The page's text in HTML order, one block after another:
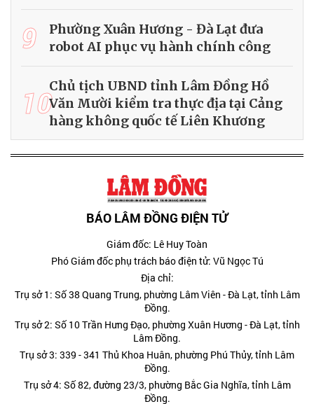
9
Phường Xuân Hương - Đà Lạt đưa
robot AI phục vụ hành chính công
10Chủ tịch UBND tỉnh Lâm Đồng Hồ
Văn Mười kiểm tra thực địa tại Cảng
hàng không quốc tế Liên Khương
BÁO LÂM ĐỒNG ĐIỆN TỬ
Giám đốc: Lê Huy Toàn
Phó Giám đốc phụ trách báo điện tử: Vũ Ngọc Tú
Địa chỉ:
Trụ sở 1: Số 38 Quang Trung, phường Lâm Viên - Đà Lạt, tỉnh Lâm
Đồng.
Trụ sở 2: Số 10 Trần Hưng Đạo, phường Xuân Hương - Đà Lạt, tỉnh
Lâm Đồng.
Trụ sở 3: 339 - 341 Thủ Khoa Huân, phường Phú Thủy, tỉnh Lâm
Đồng.
Trụ sở 4: Số 82, đường 23/3, phường Bắc Gia Nghĩa, tỉnh Lâm
Đồng.